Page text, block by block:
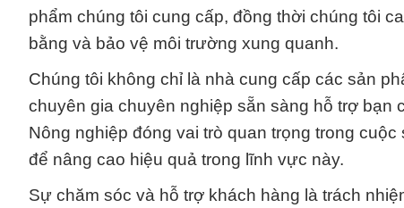
phẩm chúng tôi cung cấp, đồng thời chúng tôi
bằng và bảo vệ môi trường xung quanh.
Chúng tôi không chỉ là nhà cung cấp các sản
chuyên gia chuyên nghiệp sẵn sàng hỗ trợ
Nông nghiệp đóng vai trò quan trọng trong
để nâng cao hiệu quả trong lĩnh vực này.
Sự chăm sóc và hỗ trợ khách hàng là trách